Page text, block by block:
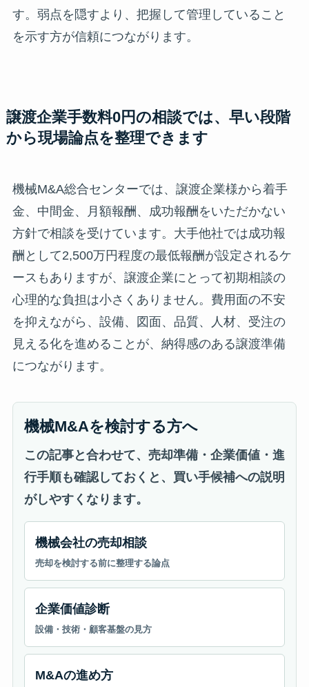
す。弱点を隠すより、把握して管理していること
を示す方が信頼につながります。
譲渡企業手数料0円の相談では、早い段階
から現場論点を整理できます
機械M&A総合センターでは、譲渡企業様から着手
金、中間金、月額報酬、成功報酬をいただかない
方針で相談を受けています。大手他社では成功報
酬として2,500万円程度の最低報酬が設定されるケ
ースもありますが、譲渡企業にとって初期相談の
心理的な負担は小さくありません。費用面の不安
を抑えながら、設備、図面、品質、人材、受注の
見える化を進めることが、納得感のある譲渡準備
につながります。
機械M&Aを検討する方へ
この記事と合わせて、売却準備・企業価値・進
行手順も確認しておくと、買い手候補への説明
がしやすくなります。
機械会社の売却相談
売却を検討する前に整理する論点
企業価値診断
設備・技術・顧客基盤の見方
M&Aの進め方